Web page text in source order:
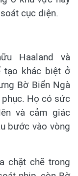
cục diện.
Haaland và
tạo khác biệt ở
Bờ Biển Ngà
Họ có sức
và cảm giác
bước vào vòng
chặt chẽ trong